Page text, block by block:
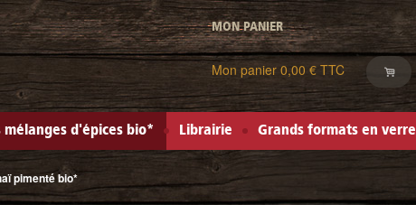
MON PANIER
Mon panier0,00 € TTC
mélanges d'épices bio* Librairie Grands formats en verre
pimenté bio*